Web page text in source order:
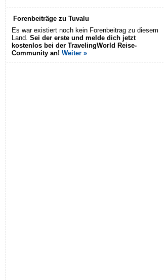
Forenbeiträge zu Tuvalu
Es war existiert noch kein Forenbeitrag zu diesem
Land. Sei der erste und melde dich jetzt
kostenlos bei der TravelingWorld Reise-
Community an! Weiter »